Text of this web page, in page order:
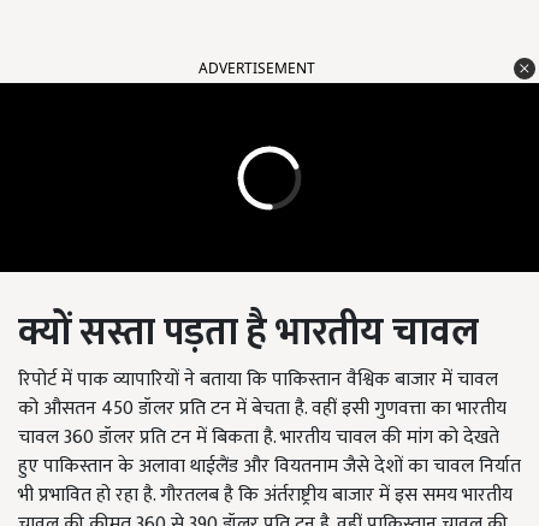
ADVERTISEMENT
क्योंसस्तापड़ताहैभारतीयचावल
रिपोर्ट में पाक व्यापारियों ने बताया कि पाकिस्तान वैश्विक बाजार में चावल
को औसतन 450 डॉलर प्रति टन में बेचता है. वहीं इसी गुणवत्ता का भारतीय
चावल 360 डॉलर प्रति टन में बिकता है. भारतीय चावल की मांग को देखते
हुए पाकिस्तान के अलावा थाईलैंड और वियतनाम जैसे देशों का चावल निर्यात
भी प्रभावित हो रहा है. गौरतलब है कि अंर्तराष्ट्रीय बाजार में इस समय भारतीय